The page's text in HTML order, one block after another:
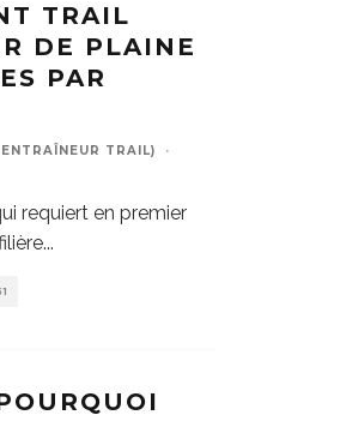
TRAIL
DE PLAINE
PAR
TRAIL)
·
requiert en premier
...